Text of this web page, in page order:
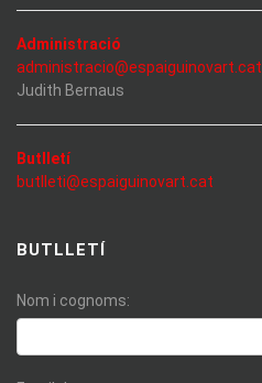
Administració
administracio@espaiguinovart.cat
Judith Bernaus
Butlletí
butlleti@espaiguinovart.cat
BUTLLETÍ
Nom i cognoms: